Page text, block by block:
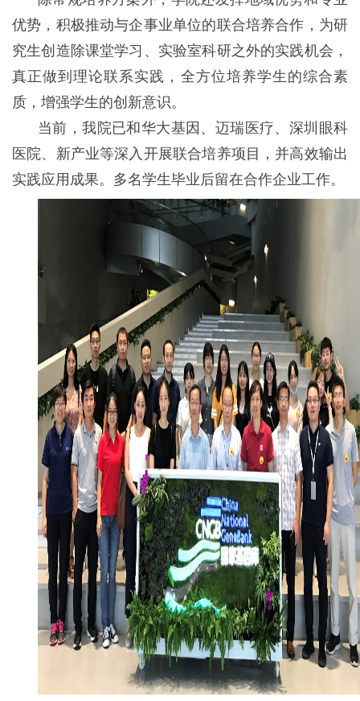
优势，积极推动与企事业单位的联合培养合作，为研
究生创造除课堂学习、实验室科研之外的实践机会，
真正做到理论联系实践，全方位培养学生的综合素
质，增强学生的创新意识。
当前，我院已和华大基因、迈瑞医疗、深圳眼科
医院、新产业等深入开展联合培养项目，并高效输出
实践应用成果。多名学生毕业后留在合作企业工作。